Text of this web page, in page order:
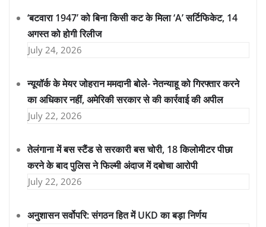
‘बटवारा 1947’ को बिना किसी कट के मिला ‘A’ सर्टिफिकेट, 14
अगस्त को होगी रिलीज
July 24, 2026
न्यूयॉर्क के मेयर जोहरान ममदानी बोले- नेतन्याहू को गिरफ्तार करने
का अधिकार नहीं, अमेरिकी सरकार से की कार्रवाई की अपील
July 22, 2026
तेलंगाना में बस स्टैंड से सरकारी बस चोरी, 18 किलोमीटर पीछा
करने के बाद पुलिस ने फिल्मी अंदाज में दबोचा आरोपी
July 22, 2026
अनुशासन सर्वोपरि: संगठन हित में UKD का बड़ा निर्णय